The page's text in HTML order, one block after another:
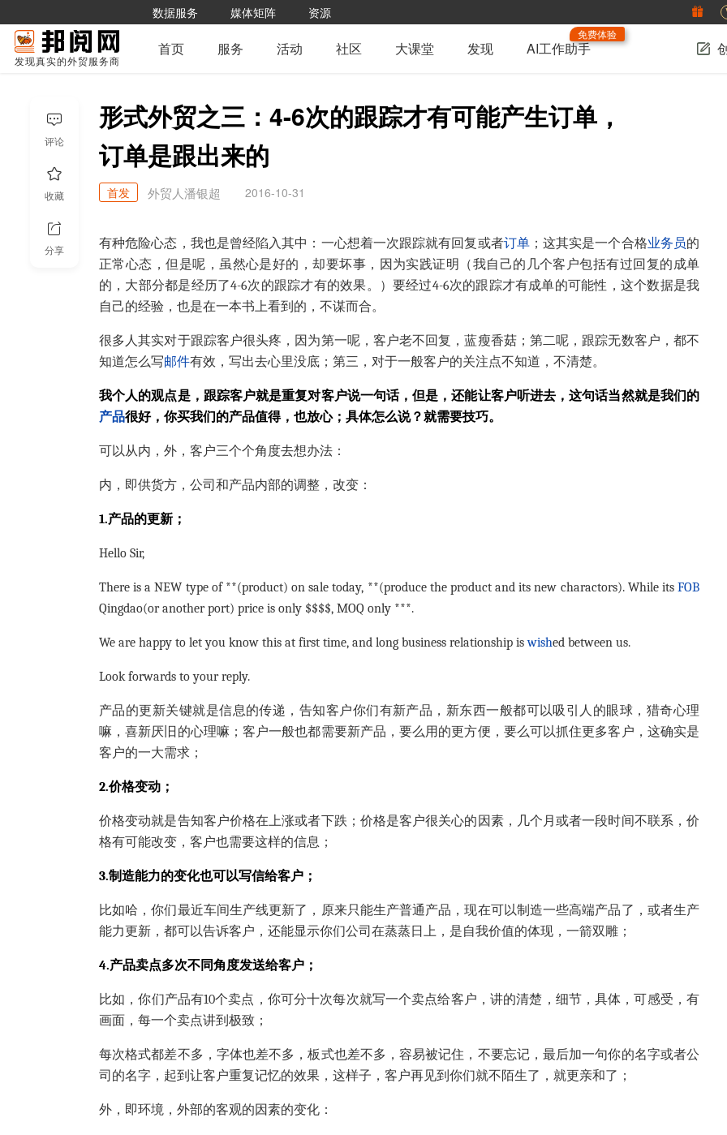
数据服务 媒体矩阵 资源
发现真实的外贸服务商
首页 服务 活动 社区 大课堂 发现 AI工作助手
免费体验
形式外贸之三：4-6次的跟踪才有可能产生订单，
订单是跟出来的
首发 外贸人潘银超 2016-10-31
有种危险心态，我也是曾经陷入其中：一心想着一次跟踪就有回复或者订单；这其实是一个合格业务员的
正常心态，但是呢，虽然心是好的，却要坏事，因为实践证明（我自己的几个客户包括有过回复的成单
的，大部分都是经历了4-6次的跟踪才有的效果。）要经过4-6次的跟踪才有成单的可能性，这个数据是我
自己的经验，也是在一本书上看到的，不谋而合。
很多人其实对于跟踪客户很头疼，因为第一呢，客户老不回复，蓝瘦香菇；第二呢，跟踪无数客户，都不
知道怎么写邮件有效，写出去心里没底；第三，对于一般客户的关注点不知道，不清楚。
我个人的观点是，跟踪客户就是重复对客户说一句话，但是，还能让客户听进去，这句话当然就是我们的
产品很好，你买我们的产品值得，也放心；具体怎么说？就需要技巧。
可以从内，外，客户三个个角度去想办法：
内，即供货方，公司和产品内部的调整，改变：
1.产品的更新；
Hello Sir,
There is a NEW type of **(product) on sale today, **(produce the product and its new charactors). While its FOB
Qingdao(or another port) price is only $$$$, MOQ only ***.
We are happy to let you know this at first time, and long business relationship iswished between us.
Look forwards to your reply.
产品的更新关键就是信息的传递，告知客户你们有新产品，新东西一般都可以吸引人的眼球，猎奇心理
嘛，喜新厌旧的心理嘛；客户一般也都需要新产品，要么用的更方便，要么可以抓住更多客户，这确实是
客户的一大需求；
2.价格变动；
价格变动就是告知客户价格在上涨或者下跌；价格是客户很关心的因素，几个月或者一段时间不联系，价
格有可能改变，客户也需要这样的信息；
3.制造能力的变化也可以写信给客户；
比如哈，你们最近车间生产线更新了，原来只能生产普通产品，现在可以制造一些高端产品了，或者生产
能力更新，都可以告诉客户，还能显示你们公司在蒸蒸日上，是自我价值的体现，一箭双雕；
4.产品卖点多次不同角度发送给客户；
比如，你们产品有10个卖点，你可分十次每次就写一个卖点给客户，讲的清楚，细节，具体，可感受，有
画面，每一个卖点讲到极致；
每次格式都差不多，字体也差不多，板式也差不多，容易被记住，不要忘记，最后加一句你的名字或者公
司的名字，起到让客户重复记忆的效果，这样子，客户再见到你们就不陌生了，就更亲和了；
外，即环境，外部的客观的因素的变化：
评论
收藏
分享